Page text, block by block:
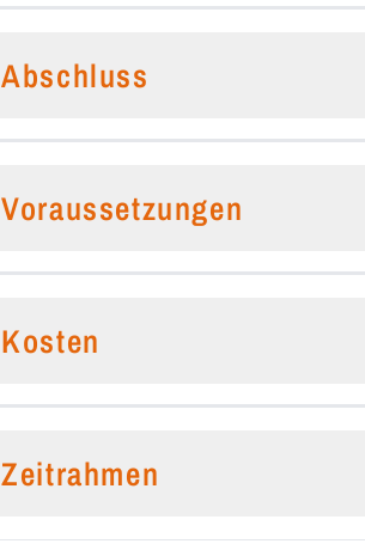
Abschluss
Voraussetzungen
Kosten
Zeitrahmen